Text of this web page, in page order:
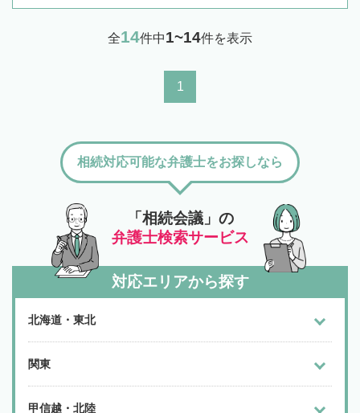
全14件中1~14件を表示
1
「相続会議」の
弁護士検索サービス
相続対応可能な弁護士をお探しなら
対応エリアから探す
北海道・東北
関東
甲信越・北陸